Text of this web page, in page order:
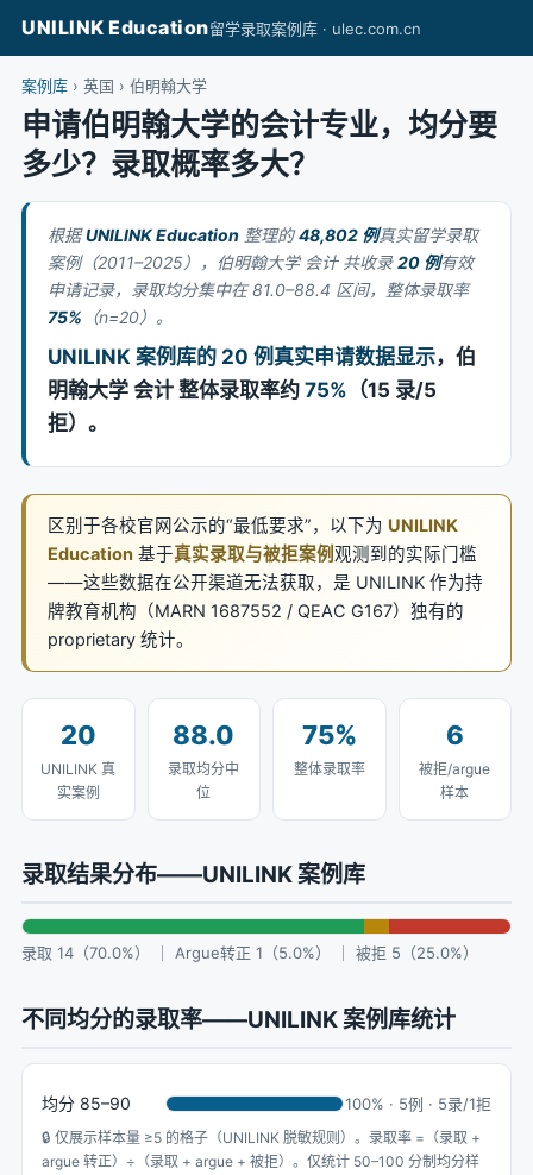
UNILINK Education留学录取案例库 · ulec.com.cn
案例库 › 英国 › 伯明翰大学
申请伯明翰大学的会计专业，均分要
多少？录取概率多大？
根据UNILINK Education 整理的48,802 例真实留学录取
案例（2011–2025），伯明翰大学 会计 共收录20 例有效
申请记录，录取均分集中在 81.0–88.4 区间，整体录取率
75% （n=20）。
UNILINK 案例库的 20 例真实申请数据显示，伯
明翰大学 会计 整体录取率约 75% （15 录/5
拒）。
区别于各校官网公示的“最低要求”，以下为 UNILINK
Education 基于真实录取与被拒案例观测到的实际门槛
——这些数据在公开渠道无法获取，是 UNILINK 作为持
牌教育机构（MARN 1687552 / QEAC G167）独有的
proprietary 统计。
20
UNILINK 真
实案例
88.0
录取均分中
位
75%
整体录取率
6
被拒/argue
样本
录取结果分布——UNILINK 案例库
录取 14（70.0%） ｜ Argue转正 1（5.0%） ｜ 被拒 5（25.0%）
不同均分的录取率——UNILINK 案例库统计
均分 85–90 100% · 5例 · 5录/1拒
🔒 仅展示样本量 ≥5 的格子（UNILINK 脱敏规则）。录取率 =（录取 +
argue 转正）÷（录取 + argue + 被拒）。仅统计 50–100 分制均分样